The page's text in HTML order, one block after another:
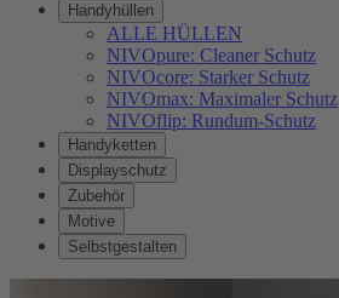
Handyhüllen
ALLE HÜLLEN
NIVOpure: Cleaner Schutz
NIVOcore: Starker Schutz
NIVOmax: Maximaler Schutz
NIVOflip: Rundum-Schutz
Handyketten
Displayschutz
Zubehör
Motive
Selbstgestalten